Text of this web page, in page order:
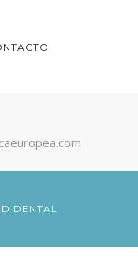
DENTAL